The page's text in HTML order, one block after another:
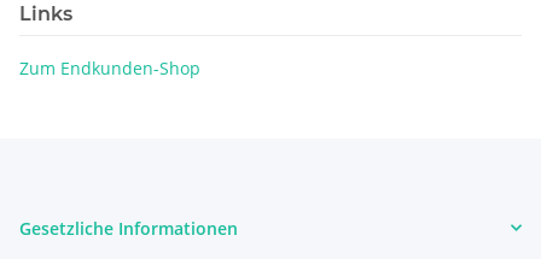
Links
Zum Endkunden-Shop
Gesetzliche Informationen